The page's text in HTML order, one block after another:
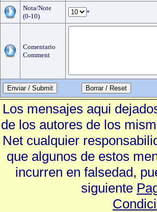
Nota/Note
(0-10)
*
Comentario
Comment
Enviar / Submit
Los mensajes aqui
de los autores de los
Net cualquier
que algunos de estos
incurren en falsedad,
siguiente